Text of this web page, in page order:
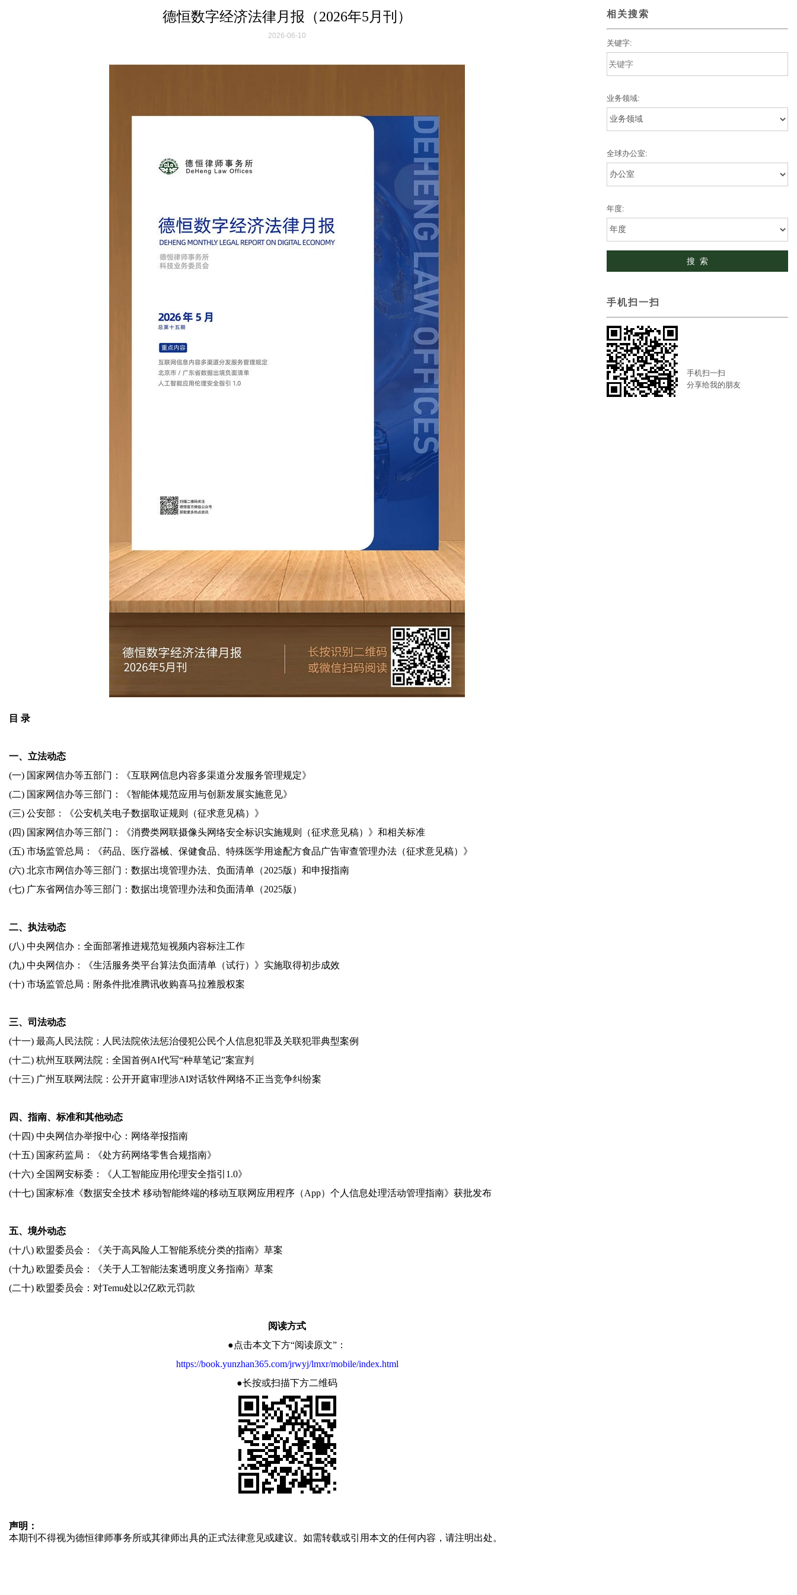
德恒数字经济法律月报（2026年5月刊）
2026-06-10
目 录
一、立法动态
(一) 国家网信办等五部门：《互联网信息内容多渠道分发服务管理规定》
(二) 国家网信办等三部门：《智能体规范应用与创新发展实施意见》
(三) 公安部：《公安机关电子数据取证规则（征求意见稿）》
(四) 国家网信办等三部门：《消费类网联摄像头网络安全标识实施规则（征求意见稿）》和相关标准
(五) 市场监管总局：《药品、医疗器械、保健食品、特殊医学用途配方食品广告审查管理办法（征求意见稿）》
(六) 北京市网信办等三部门：数据出境管理办法、负面清单（2025版）和申报指南
(七) 广东省网信办等三部门：数据出境管理办法和负面清单（2025版）
二、执法动态
(八) 中央网信办：全面部署推进规范短视频内容标注工作
(九) 中央网信办：《生活服务类平台算法负面清单（试行）》实施取得初步成效
(十) 市场监管总局：附条件批准腾讯收购喜马拉雅股权案
三、司法动态
(十一) 最高人民法院：人民法院依法惩治侵犯公民个人信息犯罪及关联犯罪典型案例
(十二) 杭州互联网法院：全国首例AI代写“种草笔记”案宣判
(十三) 广州互联网法院：公开开庭审理涉AI对话软件网络不正当竞争纠纷案
四、指南、标准和其他动态
(十四) 中央网信办举报中心：网络举报指南
(十五) 国家药监局：《处方药网络零售合规指南》
(十六) 全国网安标委：《人工智能应用伦理安全指引1.0》
(十七) 国家标准《数据安全技术 移动智能终端的移动互联网应用程序（App）个人信息处理活动管理指南》获批发布
五、境外动态
(十八) 欧盟委员会：《关于高风险人工智能系统分类的指南》草案
(十九) 欧盟委员会：《关于人工智能法案透明度义务指南》草案
(二十) 欧盟委员会：对Temu处以2亿欧元罚款
阅读方式
●点击本文下方“阅读原文”：
https://book.yunzhan365.com/jrwyj/lmxr/mobile/index.html
●长按或扫描下方二维码
声明：
本期刊不得视为德恒律师事务所或其律师出具的正式法律意见或建议。如需转载或引用本文的任何内容，请注明出处。
相关搜索
关键字:
业务领域:
全球办公室:
年度:
手机扫一扫
手机扫一扫
分享给我的朋友